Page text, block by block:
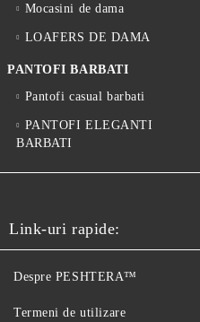
Mocasini de dama
LOAFERS DE DAMA
PANTOFI BARBATI
Pantofi casual barbati
PANTOFI ELEGANTI
BARBATI
Link-uri rapide:
Despre PESHTERA™
Termeni de utilizare